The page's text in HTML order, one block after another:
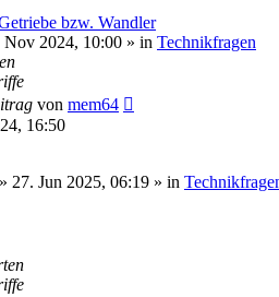
bzw. Wandler
Nov 2024, 10:00 » in Technikfragen
von mem64
16:50
» 27. Jun 2025, 06:19 » in